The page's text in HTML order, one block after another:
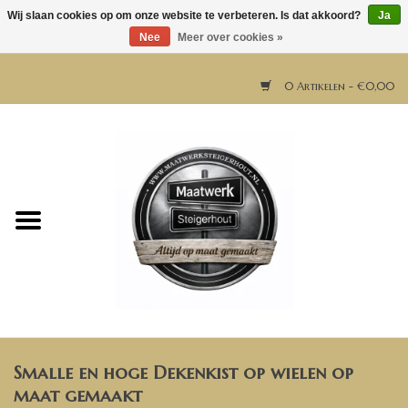
0 Artikelen - €0,00
Horeca meubels
Bartafels
Smalle en hoge Dekenkist op wielen op
maat gemaakt
Wij slaan cookies op om onze website te verbeteren. Is dat akkoord?
Ja
Nee
Meer over cookies »